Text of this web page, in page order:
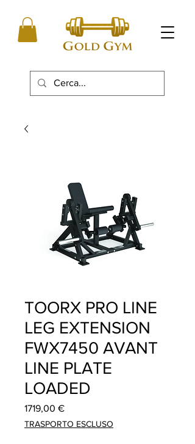
TOORX PRO LINE
LEG EXTENSION
FWX7450 AVANT
LINE PLATE
LOADED
1719,00 €Precio
TRASPORTO ESCLUSO